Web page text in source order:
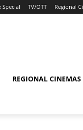
Special TV/OTT Regional
REGIONAL CINEMAS